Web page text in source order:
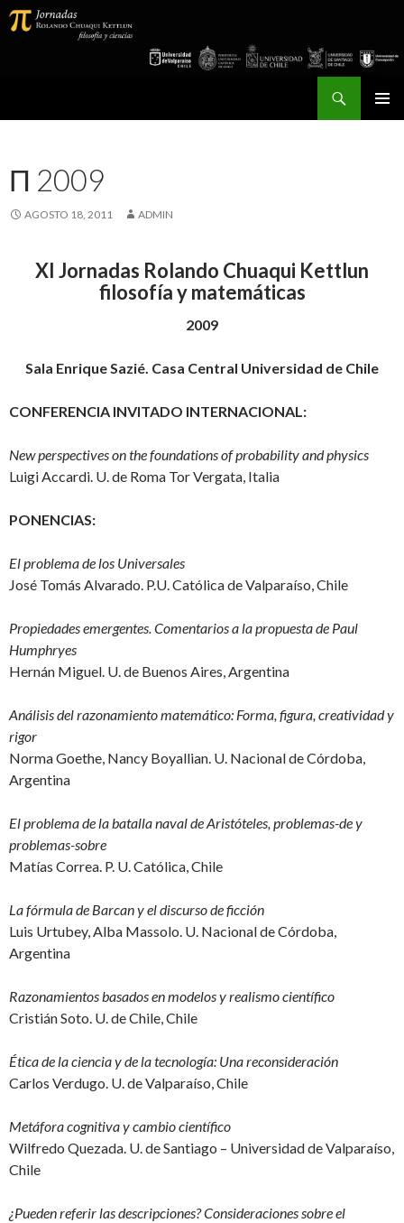
Π 2009
AGOSTO 18, 2011 ADMIN
XI Jornadas Rolando Chuaqui Kettlun
filosofía y matemáticas
2009
Sala Enrique Sazié. Casa Central Universidad de Chile
CONFERENCIA INVITADO INTERNACIONAL:
New perspectives on the foundations of probability and physics
Luigi Accardi. U. de Roma Tor Vergata, Italia
PONENCIAS:
El problema de los Universales
José Tomás Alvarado. P.U. Católica de Valparaíso, Chile
Propiedades emergentes. Comentarios a la propuesta de Paul
Humphryes
Hernán Miguel. U. de Buenos Aires, Argentina
Análisis del razonamiento matemático: Forma, figura, creatividad y
rigor
Norma Goethe, Nancy Boyallian. U. Nacional de Córdoba,
Argentina
El problema de la batalla naval de Aristóteles, problemas-de y
problemas-sobre
Matías Correa. P. U. Católica, Chile
La fórmula de Barcan y el discurso de ficción
Luis Urtubey, Alba Massolo. U. Nacional de Córdoba,
Argentina
Razonamientos basados en modelos y realismo científico
Cristián Soto. U. de Chile, Chile
Ética de la ciencia y de la tecnología: Una reconsideración
Carlos Verdugo. U. de Valparaíso, Chile
Metáfora cognitiva y cambio científico
Wilfredo Quezada. U. de Santiago – Universidad de Valparaíso,
Chile
¿Pueden referir las descripciones? Consideraciones sobre el